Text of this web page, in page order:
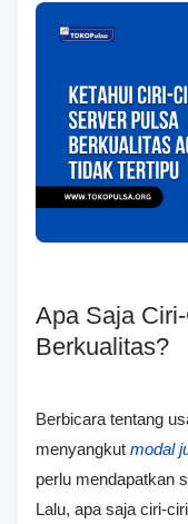
Apa Saja
Berkualitas?
Berbicara tentang
menyangkut modal
perlu mendapatkan
Lalu, apa saja ciri-